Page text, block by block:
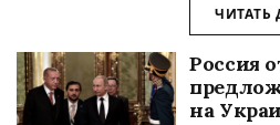
ЧИТАТЬ
Россия
на